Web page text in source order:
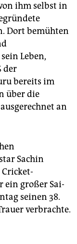
ihm selbst in
Dort bemühten
Leben,
der
bereits im
über die
an
Sachin
ein großer Sai-
seinen 38.
verbrachte.